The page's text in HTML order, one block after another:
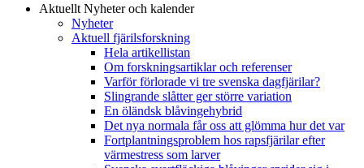
Aktuellt Nyheter och kalender
Nyheter
Aktuell fjärilsforskning
Hela artikellistan
Om forskningsartiklar och referenser
Varför förlorade vi tre svenska dagfjärilar?
Slingrande slåtter ger större variation
En öländsk blåvingehybrid
Det nya normala får oss att glömma hur det var
Fortplantningsproblem hos rapsfjärilar efter
värmestress som larver